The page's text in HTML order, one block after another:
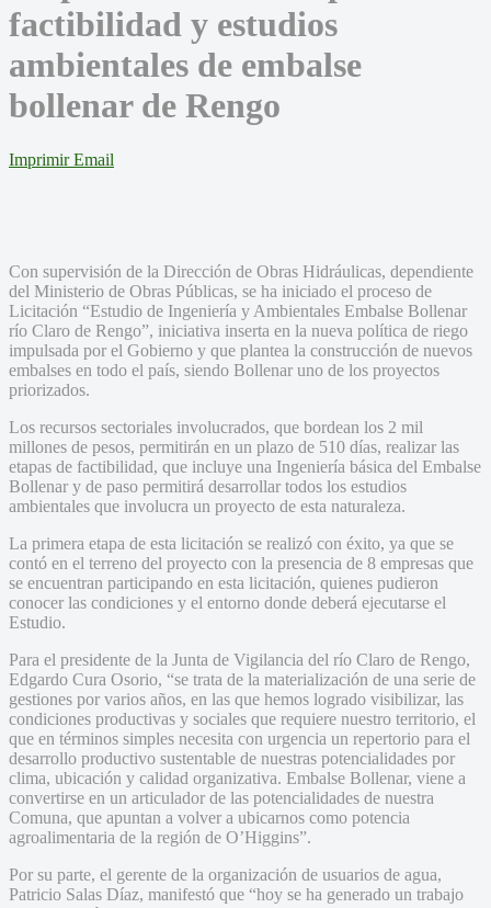
factibilidad y estudios
ambientales de embalse
bollenar de Rengo
Imprimir Email
Con supervisión de la Dirección de Obras Hidráulicas, dependiente
del Ministerio de Obras Públicas, se ha iniciado el proceso de
Licitación “Estudio de Ingeniería y Ambientales Embalse Bollenar
río Claro de Rengo”, iniciativa inserta en la nueva política de riego
impulsada por el Gobierno y que plantea la construcción de nuevos
embalses en todo el país, siendo Bollenar uno de los proyectos
priorizados.
Los recursos sectoriales involucrados, que bordean los 2 mil
millones de pesos, permitirán en un plazo de 510 días, realizar las
etapas de factibilidad, que incluye una Ingeniería básica del Embalse
Bollenar y de paso permitirá desarrollar todos los estudios
ambientales que involucra un proyecto de esta naturaleza.
La primera etapa de esta licitación se realizó con éxito, ya que se
contó en el terreno del proyecto con la presencia de 8 empresas que
se encuentran participando en esta licitación, quienes pudieron
conocer las condiciones y el entorno donde deberá ejecutarse el
Estudio.
Para el presidente de la Junta de Vigilancia del río Claro de Rengo,
Edgardo Cura Osorio, “se trata de la materialización de una serie de
gestiones por varios años, en las que hemos logrado visibilizar, las
condiciones productivas y sociales que requiere nuestro territorio, el
que en términos simples necesita con urgencia un repertorio para el
desarrollo productivo sustentable de nuestras potencialidades por
clima, ubicación y calidad organizativa. Embalse Bollenar, viene a
convertirse en un articulador de las potencialidades de nuestra
Comuna, que apuntan a volver a ubicarnos como potencia
agroalimentaria de la región de O’Higgins”.
Por su parte, el gerente de la organización de usuarios de agua,
Patricio Salas Díaz, manifestó que “hoy se ha generado un trabajo